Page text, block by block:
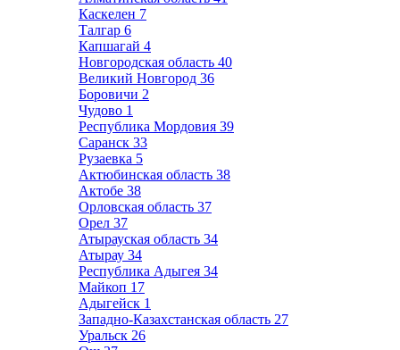
Каскелен 7
Талгар 6
Капшагай 4
Новгородская область 40
Великий Новгород 36
Боровичи 2
Чудово 1
Республика Мордовия 39
Саранск 33
Рузаевка 5
Актюбинская область 38
Актобе 38
Орловская область 37
Орел 37
Атырауская область 34
Атырау 34
Республика Адыгея 34
Майкоп 17
Адыгейск 1
Западно-Казахстанская область 27
Уральск 26